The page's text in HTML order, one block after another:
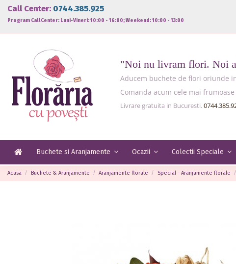
Call Center: 0744.385.925
Program CallCenter: Luni-Vineri: 10:00 - 16:00; Weekend: 10:00 - 13:00
"Noi nu livram flori. Noi
Aducem buchete de flori oriunde
Comanda acum cele mai
Livrare gratuita in Bucuresti.
Buchete si Aranjamente Ocazii Colectii Speciale
Acasa Buchete & Aranjamente Aranjamente florale Special - Aranjamente florale